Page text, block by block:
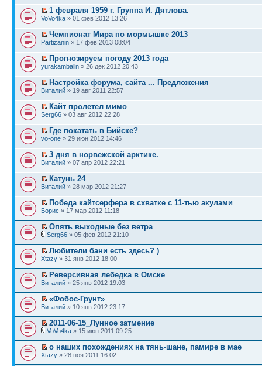
1 февраля 1959 г. Группа И. Дятлова.
VoVo4ka » 01 фев 2012 13:26
Чемпионат Мира по мормышке 2013
Partizanin » 17 фев 2013 08:04
Прогнозируем погоду 2013 года
yurakambalin » 26 дек 2012 20:43
Настройка форума, сайта ... Предложения
Виталий » 19 авг 2011 22:57
Кайт пролетел мимо
Serg66 » 03 авг 2012 22:28
Где покатать в Бийске?
vo-one » 29 июн 2012 14:46
3 дня в норвежской арктике.
Виталий » 07 апр 2012 22:21
Катунь 24
Виталий » 28 мар 2012 21:27
Победа кайтсерфера в схватке с 11-тью акулами
Борис » 17 мар 2012 11:18
Опять выходные без ветра
Serg66 » 05 фев 2012 21:10
Любители бани есть здесь? )
Xtazy » 31 янв 2012 18:00
Реверсивная лебедка в Омске
Виталий » 25 янв 2012 19:03
«Фобос-Грунт»
Виталий » 10 янв 2012 23:17
2011-06-15_Лунное затмение
VoVo4ka » 15 июн 2011 09:25
о наших похождениях на тянь-шане, памире в мае
Xtazy » 28 ноя 2011 16:02